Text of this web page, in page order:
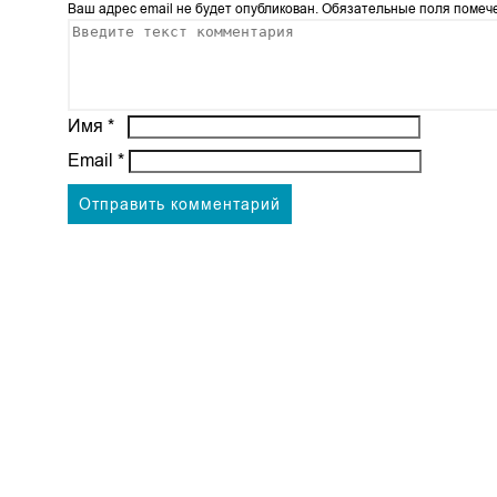
Ваш адрес email не будет опубликован. Обязательные поля
Имя*
Email*